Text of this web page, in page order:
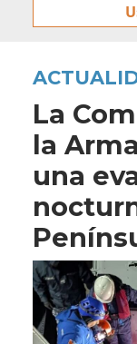
La
la
una